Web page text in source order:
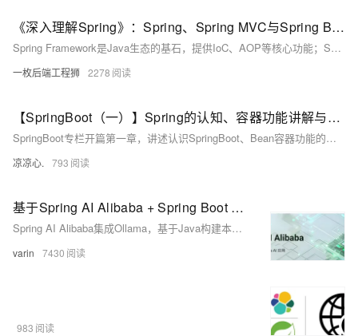
《深入理解Spring》：Spring、Spring MVC与Spring Boot的深度解析
Spring Framework是Java生态的基石，提供IoC、AOP等核心功能；Spring MVC基于其构建，实现Web层MVC架构；Spring Boot则通过自动配置和内嵌服务器，极大简化了开发与部署。三者层层演进，Spring Boot并非替代，而是对前者的高效封装与增强，适用于微服务与快速开发，而深入理解Spring Framework有助于更好驾驭整体技术栈。
一枚后端工程狮 2278
【SpringBoot（一）】Spring的认知、容器功能讲解与自动装配原理的入门，带你熟悉Springboot中基本的注解使用
SpringBoot专栏开篇第一章，讲述认识SpringBoot、Bean容器功能的讲解、自动装配原理的入门，还有其他常用的Springboot注解！如果想要了解SpringBoot，那么就进来看看吧！
凉凉心. 793
基于Spring AI Alibaba + Spring Boot + Ollama搭建本地AI对话机器人API
Spring AI Alibaba集成Ollama，基于Java构建本地大模型应用，支持流式对话、knife4j接口可视化，实现高隐私、免API密钥的离线AI服务。
varin 7430
983